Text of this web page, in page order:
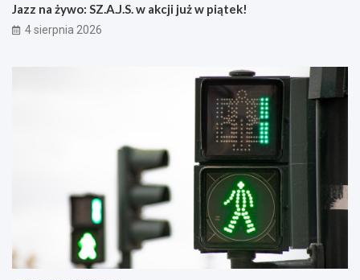
Jazz na żywo: SZ.A.J.S. w akcji już w piątek!
4 sierpnia 2026